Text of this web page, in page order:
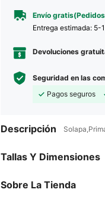
Envío
Entrega estimada: 5-
Devoluciones
Seguridad en las
Pagos seguros
Descripción
Tallas Y Dimensiones
Sobre La Tienda
4,81